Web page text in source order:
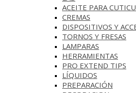
ACEITE PARA
CREMAS
DISPOSITIVOS Y
TORNOS Y FRESAS
LAMPARAS
HERRAMIENTAS
PRO EXTEND TIPS
LÍQUIDOS
PREPARACIÓN